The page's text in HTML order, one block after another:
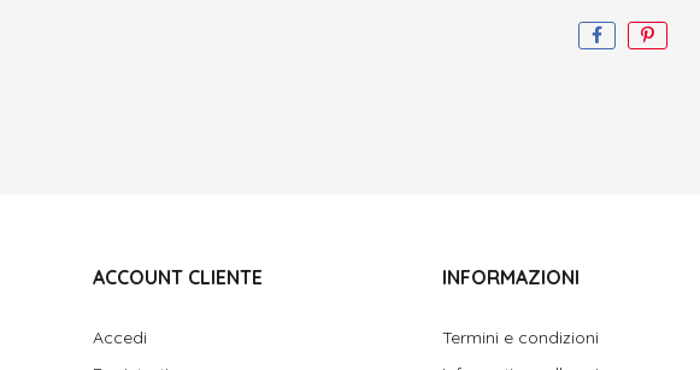
ACCOUNT CLIENTE
Accedi
INFORMAZIONI
Termini e condizioni